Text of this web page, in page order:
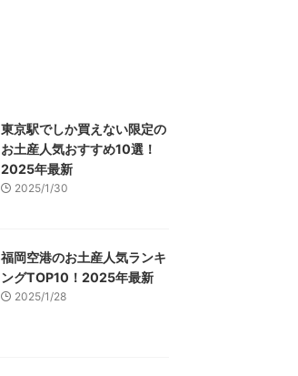
東京駅でしか買えない限定の
お土産人気おすすめ10選！
2025年最新
2025/1/30
福岡空港のお土産人気ランキ
ングTOP10！2025年最新
2025/1/28